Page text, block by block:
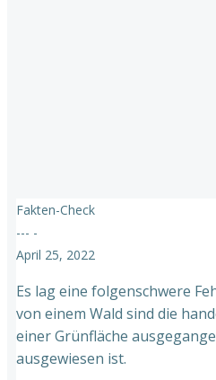
Fakten-Check
--- -
April 25, 2022
Es lag eine folgenschwere
von einem Wald sind die
einer Grünfläche
ausgewiesen ist.